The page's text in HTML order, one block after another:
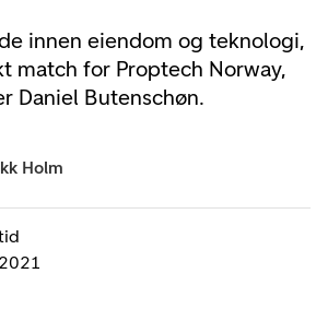
innen eiendom og teknologi,
match for Proptech Norway,
Daniel Butenschøn.
Holm